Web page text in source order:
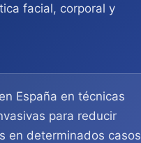
facial, corporal y
España en técnicas
para reducir
en determinados casos